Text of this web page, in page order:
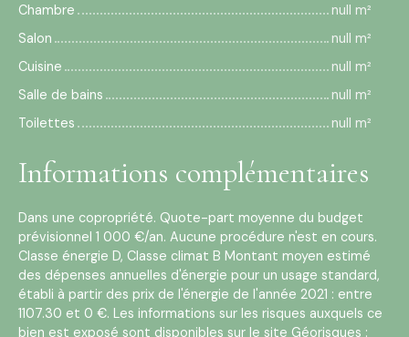
Chambre
null m²
Salon
null m²
Cuisine
null m²
Salle de bains
null m²
Toilettes
null m²
Informations complémentaires
Dans une copropriété. Quote-part moyenne du budget
prévisionnel 1 000 €/an. Aucune procédure n'est en cours.
Classe énergie D, Classe climat B Montant moyen estimé
des dépenses annuelles d'énergie pour un usage standard,
établi à partir des prix de l'énergie de l'année 2021 : entre
1107.30 et 0 €. Les informations sur les risques auxquels ce
bien est exposé sont disponibles sur le site Géorisques :